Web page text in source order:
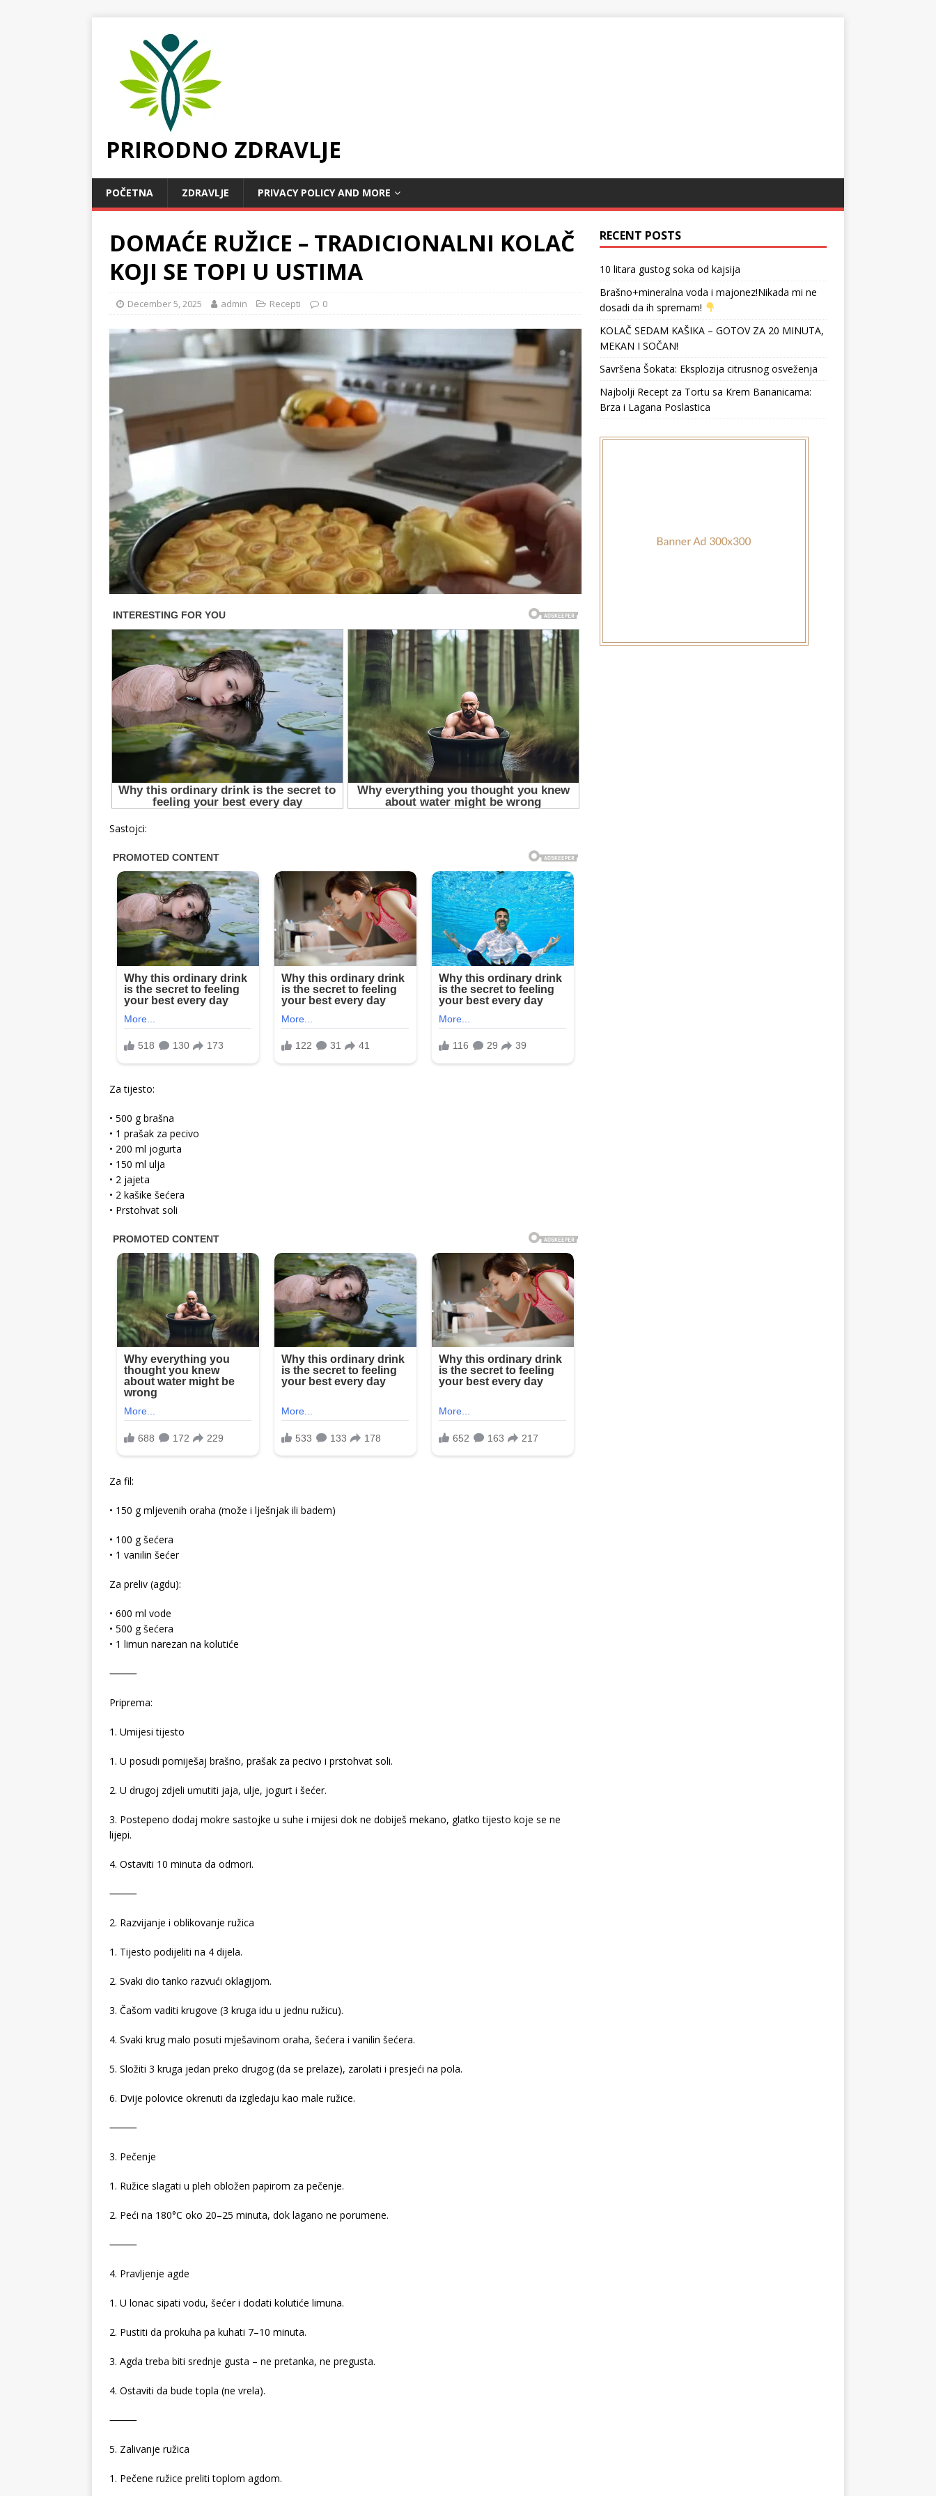
PRIRODNO ZDRAVLJE
POČETNA ZDRAVLJE PRIVACY POLICY AND MORE
DOMAĆE RUŽICE – TRADICIONALNI KOLAČ
KOJI SE TOPI U USTIMA
December 5, 2025 admin Recepti 0
Sastojci:
Za tijesto:
• 500 g brašna
• 1 prašak za pecivo
• 200 ml jogurta
• 150 ml ulja
• 2 jajeta
• 2 kašike šećera
• Prstohvat soli
Za fil:
• 150 g mljevenih oraha (može i lješnjak ili badem)
• 100 g šećera
• 1 vanilin šećer
Za preliv (agdu):
• 600 ml vode
• 500 g šećera
• 1 limun narezan na kolutiće
⸻
Priprema:
1. Umijesi tijesto
1. U posudi pomiješaj brašno, prašak za pecivo i prstohvat soli.
2. U drugoj zdjeli umutiti jaja, ulje, jogurt i šećer.
3. Postepeno dodaj mokre sastojke u suhe i mijesi dok ne dobiješ mekano, glatko tijesto koje se ne
lijepi.
4. Ostaviti 10 minuta da odmori.
⸻
2. Razvijanje i oblikovanje ružica
1. Tijesto podijeliti na 4 dijela.
2. Svaki dio tanko razvući oklagijom.
3. Čašom vaditi krugove (3 kruga idu u jednu ružicu).
4. Svaki krug malo posuti mješavinom oraha, šećera i vanilin šećera.
5. Složiti 3 kruga jedan preko drugog (da se prelaze), zarolati i presjeći na pola.
6. Dvije polovice okrenuti da izgledaju kao male ružice.
⸻
3. Pečenje
1. Ružice slagati u pleh obložen papirom za pečenje.
2. Peći na 180°C oko 20–25 minuta, dok lagano ne porumene.
⸻
4. Pravljenje agde
1. U lonac sipati vodu, šećer i dodati kolutiće limuna.
2. Pustiti da prokuha pa kuhati 7–10 minuta.
3. Agda treba biti srednje gusta – ne pretanka, ne pregusta.
4. Ostaviti da bude topla (ne vrela).
⸻
5. Zalivanje ružica
1. Pečene ružice preliti toplom agdom.
RECENT POSTS
10 litara gustog soka od kajsija
Brašno+mineralna voda i majonez!Nikada mi ne
dosadi da ih spremam!
KOLAČ SEDAM KAŠIKA – GOTOV ZA 20 MINUTA,
MEKAN I SOČAN!
Savršena Šokata: Eksplozija citrusnog osveženja
Najbolji Recept za Tortu sa Krem Bananicama:
Brza i Lagana Poslastica